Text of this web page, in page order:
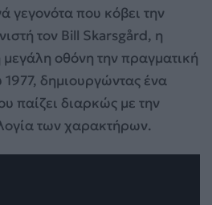
γεγονότα που κόβει την
τον Bill Skarsgård, η
μεγάλη οθόνη την πραγματική
δημιουργώντας ένα
παίζει διαρκώς με την
των χαρακτήρων.